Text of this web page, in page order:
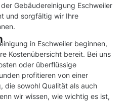
Gebäudereinigung Eschweiler
und sorgfältig wir Ihre
in Eschweiler beginnen,
Kostenübersicht bereit. Bei uns
oder überflüssige
profitieren von einer
die sowohl Qualität als auch
wir wissen, wie wichtig es ist,